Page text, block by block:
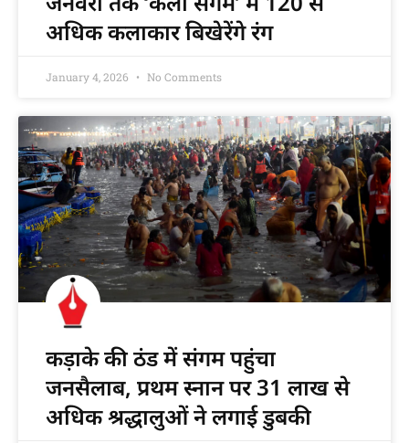
अधिक कलाकार बिखेरेंगे रंग
January 4, 2026 No Comments
कड़ाके की ठंड में संगम पहुंचा
जनसैलाब, प्रथम स्नान पर 31 लाख से
अधिक श्रद्धालुओं ने लगाई डुबकी